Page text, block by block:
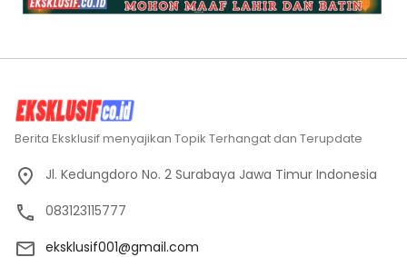
Berita Eksklusif menyajikan Topik Terhangat dan Terupdate
Jl. Kedungdoro No. 2 Surabaya Jawa Timur Indonesia
083123115777
eksklusif001@gmail.com